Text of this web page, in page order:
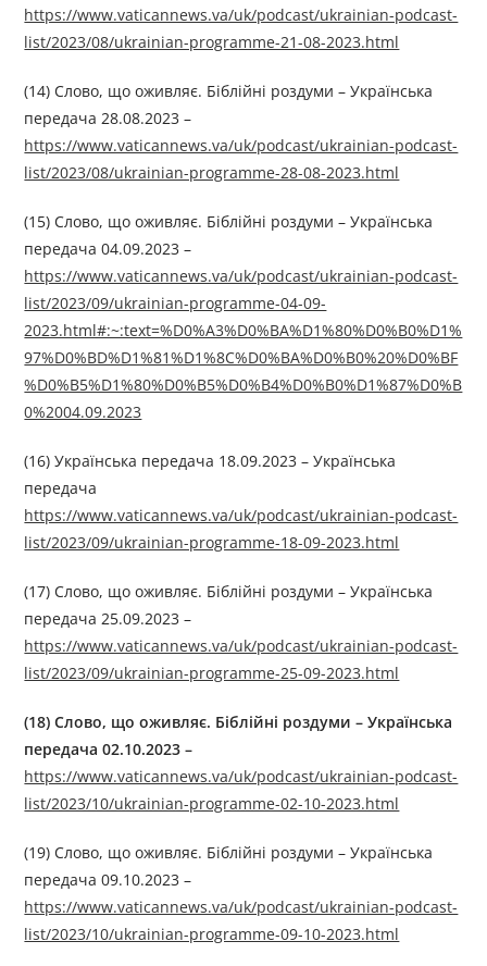
https://www.vaticannews.va/uk/podcast/ukrainian-podcast-
list/2023/08/ukrainian-programme-21-08-2023.html
(14) Слово, що оживляє. Біблійні роздуми – Українська
передача 28.08.2023 –
https://www.vaticannews.va/uk/podcast/ukrainian-podcast-
list/2023/08/ukrainian-programme-28-08-2023.html
(15) Слово, що оживляє. Біблійні роздуми – Українська
передача 04.09.2023 –
https://www.vaticannews.va/uk/podcast/ukrainian-podcast-
list/2023/09/ukrainian-programme-04-09-
2023.html#:~:text=%D0%A3%D0%BA%D1%80%D0%B0%D1%
97%D0%BD%D1%81%D1%8C%D0%BA%D0%B0%20%D0%BF
%D0%B5%D1%80%D0%B5%D0%B4%D0%B0%D1%87%D0%B
0%2004.09.2023
(16) Українська передача 18.09.2023 – Українська
передача
https://www.vaticannews.va/uk/podcast/ukrainian-podcast-
list/2023/09/ukrainian-programme-18-09-2023.html
(17) Слово, що оживляє. Біблійні роздуми – Українська
передача 25.09.2023 –
https://www.vaticannews.va/uk/podcast/ukrainian-podcast-
list/2023/09/ukrainian-programme-25-09-2023.html
(18) Слово, що оживляє. Біблійні роздуми–Українська
передача 02.10.2023 –
https://www.vaticannews.va/uk/podcast/ukrainian-podcast-
list/2023/10/ukrainian-programme-02-10-2023.html
(19) Слово, що оживляє. Біблійні роздуми – Українська
передача 09.10.2023 –
https://www.vaticannews.va/uk/podcast/ukrainian-podcast-
list/2023/10/ukrainian-programme-09-10-2023.html